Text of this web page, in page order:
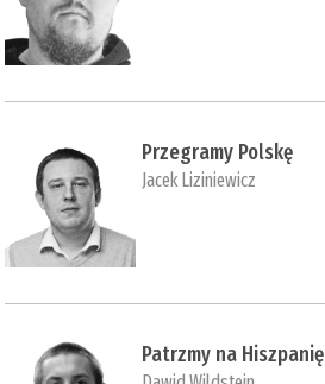
Przegramy Polskę
Jacek Liziniewicz
Patrzmy na Hiszpanię